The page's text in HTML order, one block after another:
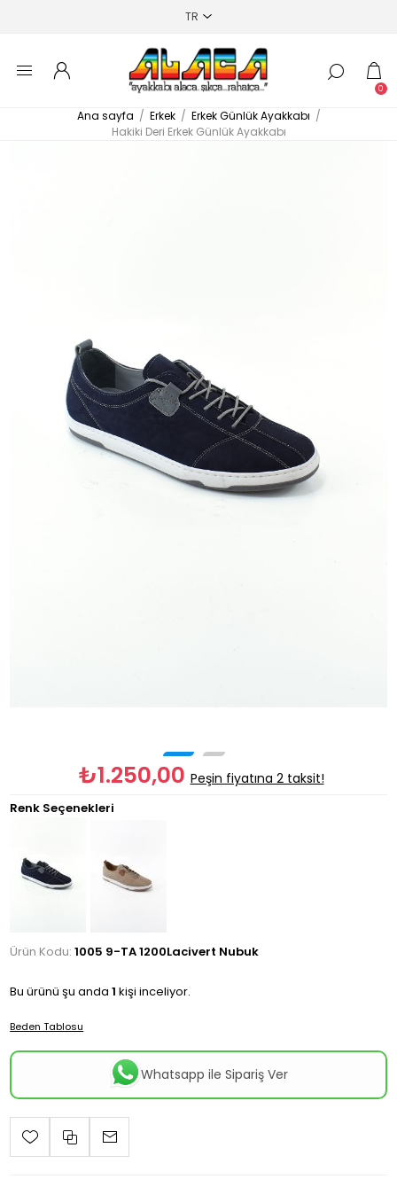
0
Ana sayfa / Erkek / Erkek Günlük Ayakkabı /
Hakiki Deri Erkek Günlük Ayakkabı
₺1.250,00 Peşin fiyatına 2 taksit!
Renk Seçenekleri
Ürün Kodu: 1005 9-TA 1200Lacivert Nubuk
Bu ürünü şu anda1 kişi inceliyor.
Beden Tablosu
Whatsapp ile Sipariş Ver